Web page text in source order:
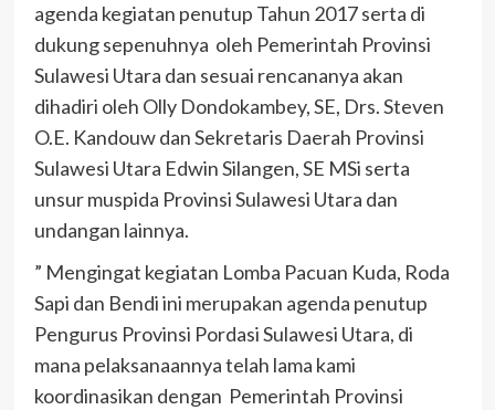
agenda kegiatan penutup Tahun 2017 serta di
dukung sepenuhnya oleh Pemerintah Provinsi
Sulawesi Utara dan sesuai rencananya akan
dihadiri oleh Olly Dondokambey, SE, Drs. Steven
O.E. Kandouw dan Sekretaris Daerah Provinsi
Sulawesi Utara Edwin Silangen, SE MSi serta
unsur muspida Provinsi Sulawesi Utara dan
undangan lainnya.
” Mengingat kegiatan Lomba Pacuan Kuda, Roda
Sapi dan Bendi ini merupakan agenda penutup
Pengurus Provinsi Pordasi Sulawesi Utara, di
mana pelaksanaannya telah lama kami
koordinasikan dengan Pemerintah Provinsi